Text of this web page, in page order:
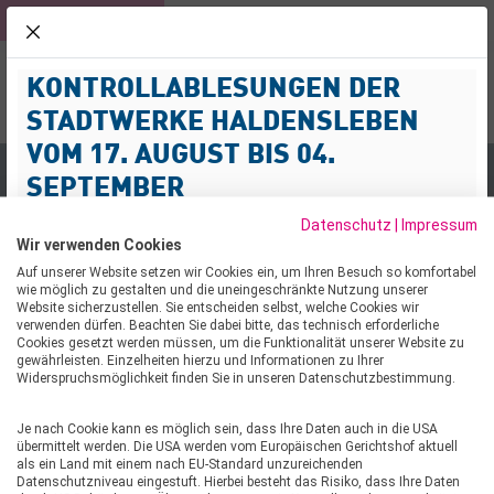
schliessen
KONTROLLABLESUNGEN DER
STADTWERKE HALDENSLEBEN
VOM 17. AUGUST BIS 04.
SEPTEMBER
wir informieren Sie darüber, dass im Zeitraum vom 17.
August bis 04. September 2026 Kontrollablesungen von
Strom-, Gas- und Wasserzählern im Netzgebiet
durchgeführt werden.
Mit der Durchführung der Kontrollablesungen wurde die
werden Wohn- und Geschäftshäuser im
Versorgungsgebiet der Stadtwerke Haldensleben
NOTFALL-SERVICE
03904 477-3
Suche
Eisbahn und Sternenmarkt verzaubern bald wieder
EISBAHN UND
STERNENMARKT
VERZAUBERN BALD WIEDER
HALDENSLEBEN
STERNENMARKT UND EISLAUFBAHN VERZAUBERN
HALDENSLEBEN
Datenschutz | Impressum
Wir verwenden Cookies
Auf unserer Website setzen wir Cookies ein, um Ihren Besuch so komfortabel
wie möglich zu gestalten und die uneingeschränkte Nutzung unserer
Website sicherzustellen. Sie entscheiden selbst, welche Cookies wir
verwenden dürfen. Beachten Sie dabei bitte, das technisch erforderliche
Cookies gesetzt werden müssen, um die Funktionalität unserer Website zu
gewährleisten. Einzelheiten hierzu und Informationen zu Ihrer
Widerspruchsmöglichkeit finden Sie in unseren Datenschutzbestimmung.
Je nach Cookie kann es möglich sein, dass Ihre Daten auch in die USA
übermittelt werden. Die USA werden vom Europäischen Gerichtshof aktuell
als ein Land mit einem nach EU-Standard unzureichenden
Datenschutzniveau eingestuft. Hierbei besteht das Risiko, dass Ihre Daten